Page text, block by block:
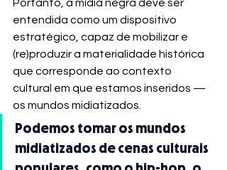
Portanto, a mídia negra deve ser
entendida como um dispositivo
estratégico, capaz de mobilizar e
(re)produzir a materialidade histórica
que corresponde ao contexto
cultural em que estamos inseridos —
os mundos midiatizados.
Podemos tomar os mundos
midiatizados de cenas culturais